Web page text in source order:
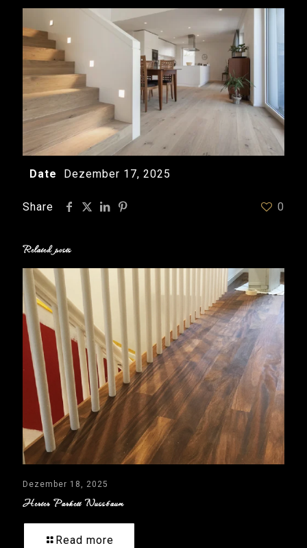
Date Dezember 17, 2025
Share 0
Related posts
Dezember 18, 2025
Herter Parkett Nussbaum
Read more